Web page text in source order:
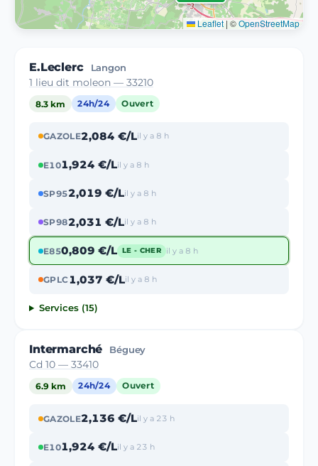
Leaflet|©OpenStreetMap
E.Leclerc Langon
1 lieu dit moleon — 33210
8.3 km 24h/24 Ouvert
GAZOLE2,084 €/Lil y a 8 h
E101,924 €/Lil y a 8 h
SP952,019 €/Lil y a 8 h
SP982,031 €/Lil y a 8 h
E850,809 €/L LE - CHER il y a 8 h
GPLC1,037 €/Lil y a 8 h
Services (15)
Intermarché Béguey
Cd 10 — 33410
6.9 km 24h/24 Ouvert
GAZOLE2,136 €/Lil y a 23 h
E101,924 €/Lil y a 23 h